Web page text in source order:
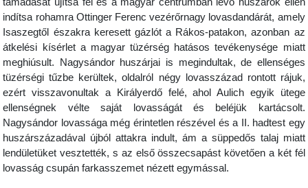
támadását újítsa fel és a magyar centrumban lévő huszárok ellen
indítsa rohamra Ottinger Ferenc vezérőrnagy lovasdandárát, amely
Isaszegtől északra keresett gázlót a Rákos-patakon, azonban az
átkelési kísérlet a magyar tüzérség hatásos tevékenysége miatt
meghiúsult. Nagysándor huszárjai is megindultak, de ellenséges
tüzérségi tűzbe kerültek, oldalról négy lovasszázad rontott rájuk,
ezért visszavonultak a Királyerdő felé, ahol Aulich egyik ütege
ellenségnek vélte saját lovasságát és beléjük kartácsolt.
Nagysándor lovassága még érintetlen részével és a II. hadtest egy
huszárszázadával újból attakra indult, ám a süppedős talaj miatt
lendületüket vesztették, s az első összecsapást követően a két fél
lovasság csupán farkasszemet nézett egymással.